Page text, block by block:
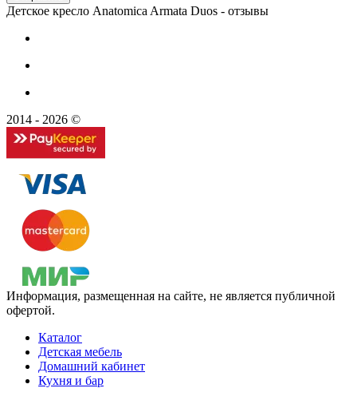
Детское кресло Anatomica Armata Duos - отзывы
2014 - 2026 ©
Информация, размещенная на сайте, не является публичной
офертой.
Каталог
Детская мебель
Домашний кабинет
Кухня и бар